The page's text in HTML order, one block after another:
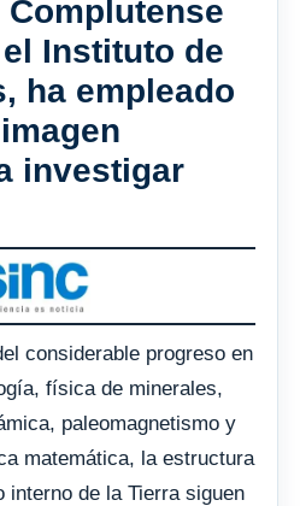
Instituto de
ha empleado
investigar
considerable progreso en
física de minerales,
paleomagnetismo y
matemática, la estructura
interno de la Tierra siguen